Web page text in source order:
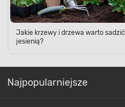
Jakie krzewy i drzewa warto sadzić
jesienią?
Najpopularniejsze